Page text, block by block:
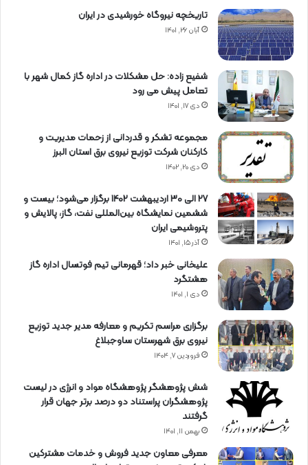
تاریخچه نیروگاه خورشیدی در ایران
آبان ۲۶, ۱۴۰۱
شفیع زاده: حل مشکلات در اداره گاز کمال شهر با
تعامل پیش می رود
دی ۱۷, ۱۴۰۱
مجموعه تشکر و قدردانی از زحمات مدیریت و
کارکنان شرکت توزیع نیروی برق استان البرز
دی ۲۰, ۱۴۰۲
27 الی 30 اردیبهشت 1402 برگزار می‌شود؛ بیست و
ششمین نمایشگاه بین‌المللی نفت، گاز، پالایش و
پتروشیمی ایران
آذر ۱۵, ۱۴۰۱
علیخانی خبر داد؛ قهرمانی تیم فوتسال اداره گاز
هشتگرد
دی ۱, ۱۴۰۱
برگزاری مراسم تكریم و معارفه مدیر جدید توزیع
نیروی برق شهرستان ساوجبلاغ
فروردین ۷, ۱۴۰۴
شش پژوهشگر پژوهشگاه مواد و انرژی در لیست
پژوهشگران پراستناد دو درصد برتر جهان قرار
گرفتند
بهمن ۱۱, ۱۴۰۱
معرفی معاون جدید فروش و خدمات مشتركین